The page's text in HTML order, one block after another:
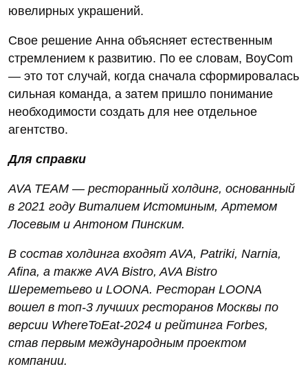
ювелирных украшений.
Свое решение Анна объясняет естественным
стремлением к развитию. По ее словам, BoyCom
— это тот случай, когда сначала сформировалась
сильная команда, а затем пришло понимание
необходимости создать для нее отдельное
агентство.
Для справки
AVA TEAM — ресторанный холдинг, основанный
в 2021 году Виталием Истоминым, Артемом
Лосевым и Антоном Пинским.
В состав холдинга входят AVA, Patriki, Narnia,
Afina, а также AVA Bistro, AVA Bistro
Шереметьево и LOONA. Ресторан LOONA
вошел в топ-3 лучших ресторанов Москвы по
версии WhereToEat-2024 и рейтинга Forbes,
став первым международным проектом
компании.